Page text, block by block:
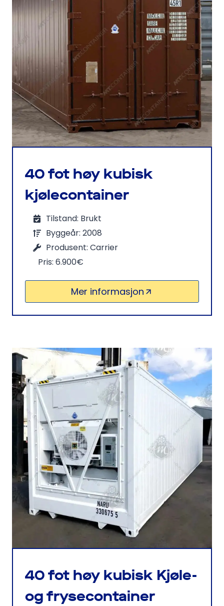
40 fot høy kubisk
kjølecontainer
Tilstand: Brukt
Byggeår: 2008
Produsent: Carrier
Pris: 6.900€
Mer informasjon
40 fot høy kubisk Kjøle-
og frysecontainer